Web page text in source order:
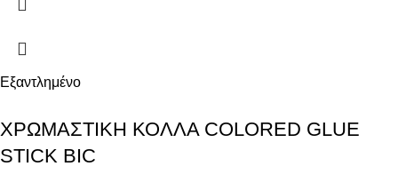
Εξαντλημένο
ΧΡΩΜΑΣΤΙΚΗ ΚΟΛΛΑ COLORED GLUE
STICK BIC